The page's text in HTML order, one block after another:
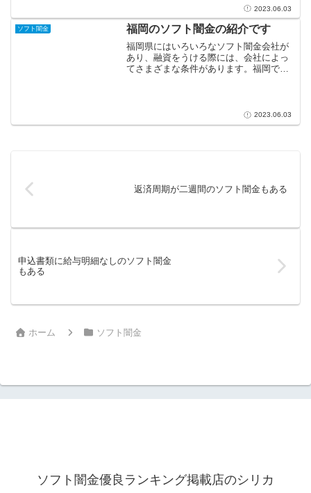
とができないという方にとって、ソフト
闇金は最後の希望の綱となっ...
2023.06.03
ソフト闇金 福岡のソフト闇金の紹介です
福岡県にはいろいろなソフト闇金会社が
あり、融資をうける際には、会社によっ
てさまざまな条件があります。福岡でお
2023.06.03
返済周期が二週間のソフト闇金もある
申込書類に給与明細なしのソフト闇金
もある
ホーム ソフト闇金
ソフト闇金優良ランキング掲載店のシリカ